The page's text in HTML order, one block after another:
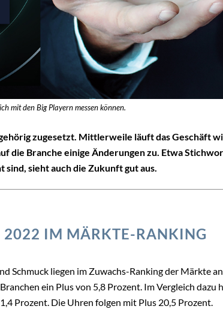
mit den Big Playern messen können.
zugesetzt. Mittlerweile läuft das Geschäft
die Branche einige Änderungen zu. Etwa
sind, sieht auch die Zukunft gut aus.
2022 IM MÄRKTE-RANKING
Schmuck liegen im Zuwachs-Ranking der Märkte
ein Plus von 5,8 Prozent. Im Vergleich dazu
Prozent. Die Uhren folgen mit Plus 20,5 Prozent.